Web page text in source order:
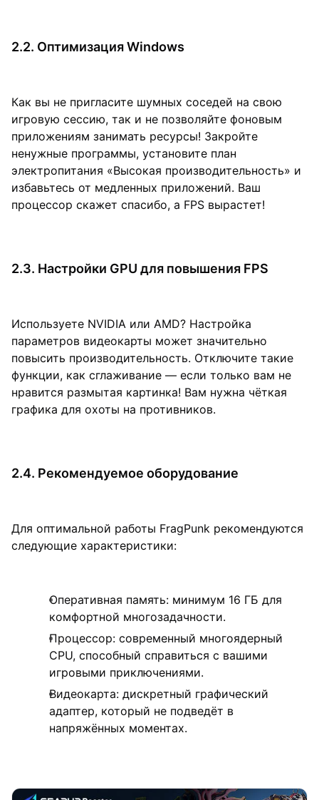
2.2. Оптимизация Windows
Как вы не пригласите шумных соседей на свою
игровую сессию, так и не позволяйте фоновым
приложениям занимать ресурсы! Закройте
ненужные программы, установите план
электропитания «Высокая производительность» и
избавьтесь от медленных приложений. Ваш
процессор скажет спасибо, а FPS вырастет!
2.3. Настройки GPU для повышения FPS
Используете NVIDIA или AMD? Настройка
параметров видеокарты может значительно
повысить производительность. Отключите такие
функции, как сглаживание — если только вам не
нравится размытая картинка! Вам нужна чёткая
графика для охоты на противников.
2.4. Рекомендуемое оборудование
Для оптимальной работы FragPunk рекомендуются
следующие характеристики:
Оперативная память: минимум 16 ГБ для
комфортной многозадачности.
Процессор: современный многоядерный
CPU, способный справиться с вашими
игровыми приключениями.
Видеокарта: дискретный графический
адаптер, который не подведёт в
напряжённых моментах.